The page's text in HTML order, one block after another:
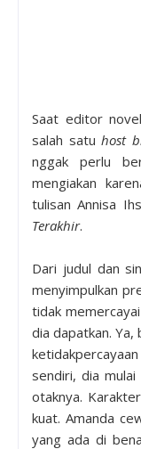
Saat editor
salah satuhost
nggak perlu
mengiakan
tulisan Annisa
Terakhir.
Dari judul dan
menyimpulkan
tidak
dia dapatkan. Ya,
sendiri, dia
otaknya.
kuat. Amanda
yang ada di